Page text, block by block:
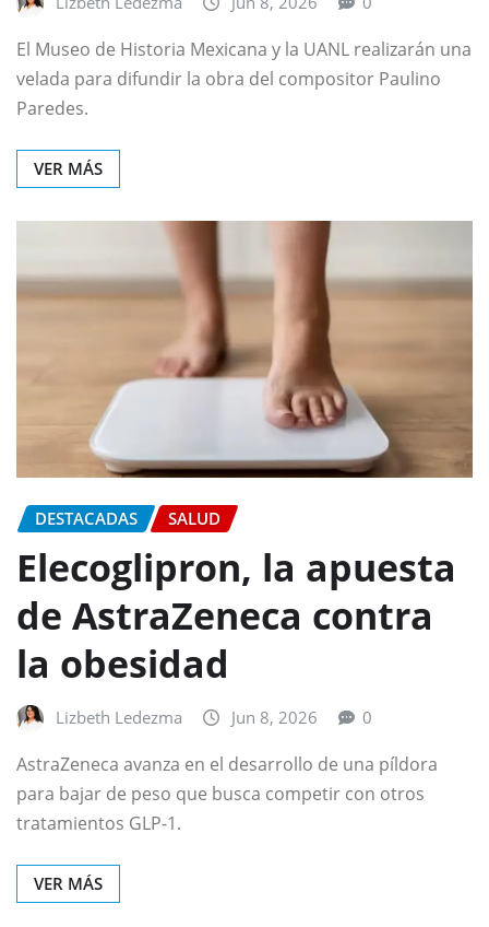
El Museo de Historia Mexicana y la UANL realizarán una
velada para difundir la obra del compositor Paulino
Paredes.
VER MÁS
DESTACADAS SALUD
Elecoglipron, la apuesta
de AstraZeneca contra
la obesidad
Lizbeth Ledezma Jun 8, 2026 0
AstraZeneca avanza en el desarrollo de una píldora
para bajar de peso que busca competir con otros
tratamientos GLP-1.
VER MÁS